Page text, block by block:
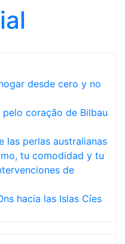
desde cero y no
coração de Bilbau
las perlas australianas
tu comodidad y tu
de
hacia las Islas Cíes